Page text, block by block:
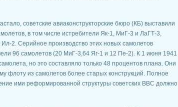
советские авиаконструкторские бюро (КБ) выставили
в том числе истребители Як-1, МиГ-3 и ЛаГТ-3,
2. Серийное производство этих новых самолетов
96 самолетов (20 МиГ-3,64 Яг-1 и 12 Пе-2). К 1 июня 1941
но это составляло только 48 процентов плана. Они
флоту из самолетов более старых конструкций. Полное
ими реформированной структуры советских ВВС должно